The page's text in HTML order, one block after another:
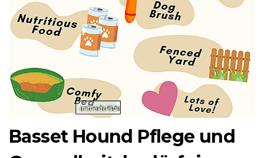
Basset Hound Pflege und